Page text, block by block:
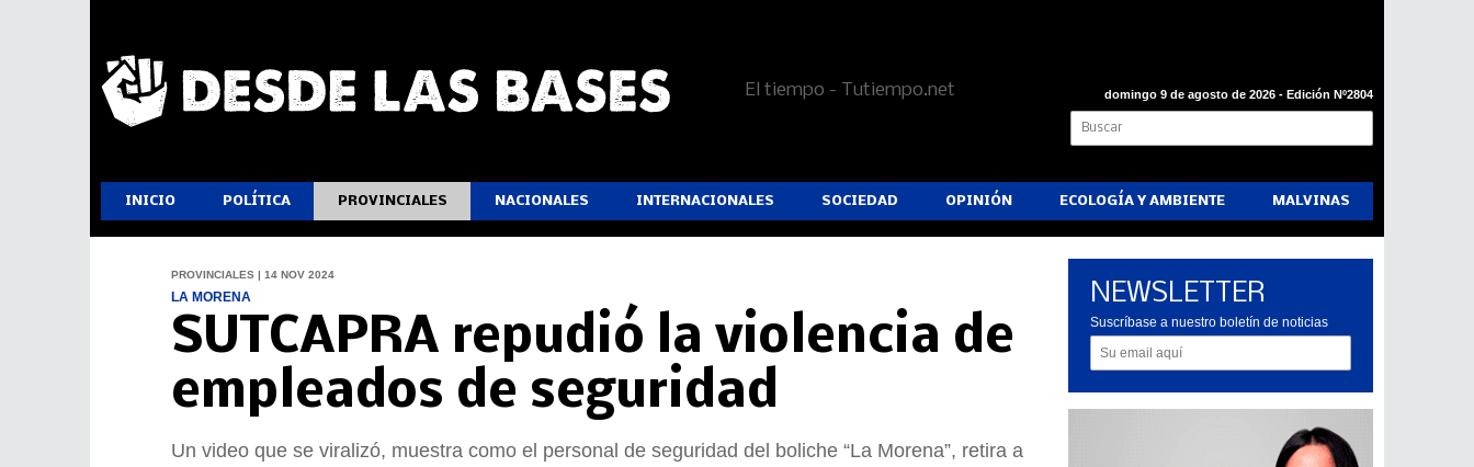
El tiempo - Tutiempo.net domingo 9 de agosto de 2026 - Edición Nº2804
INICIO POLÍTICA PROVINCIALES NACIONALES INTERNACIONALES SOCIEDAD OPINIÓN ECOLOGÍA Y AMBIENTE MALVINAS
PROVINCIALES | 14 NOV 2024
LA MORENA
SUTCAPRA repudió la violencia de
empleados de seguridad
Un video que se viralizó, muestra como el personal de seguridad del boliche “La Morena”, retira a
NEWSLETTER
Suscríbase a nuestro boletín de noticias